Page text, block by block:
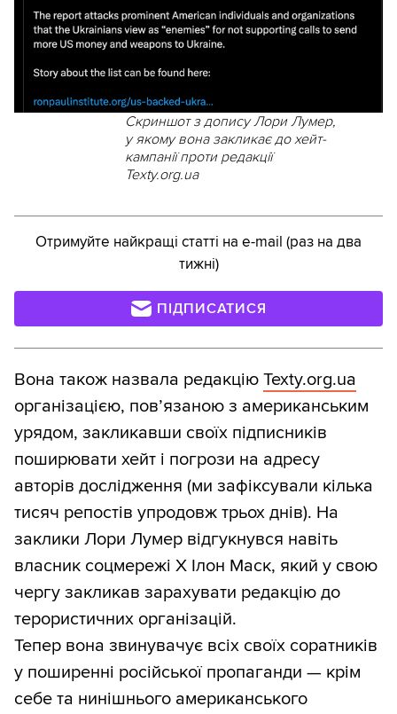
Скриншот з допису Лори Лумер,
у якому вона закликає до хейт-
кампанії проти редакції
Texty.org.ua
Отримуйте найкращі статті на e-mail (раз на два
тижні)
ПІДПИСАТИСЯ
Вона також назвала редакцію Texty.org.ua
організацією, повʼязаною з американським
урядом, закликавши своїх підписників
поширювати хейт і погрози на адресу
авторів дослідження (ми зафіксували кілька
тисяч репостів упродовж трьох днів). На
заклики Лори Лумер відгукнувся навіть
власник соцмережі Х Ілон Маск, який у свою
чергу закликав зарахувати редакцію до
терористичних організацій.
Тепер вона звинувачує всіх своїх соратників
у поширенні російської пропаганди — крім
себе та нинішнього американського